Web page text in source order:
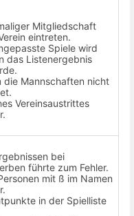
Mitgliedschaft
eintreten.
Spiele wird
das Listenergebnis
die Mannschaften nicht
Vereinsaustrittes
bei
führte zum Fehler.
mit ß im Namen
in der Spielliste